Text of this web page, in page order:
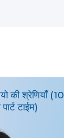
की श्रेणियाँ (10
टाईम)